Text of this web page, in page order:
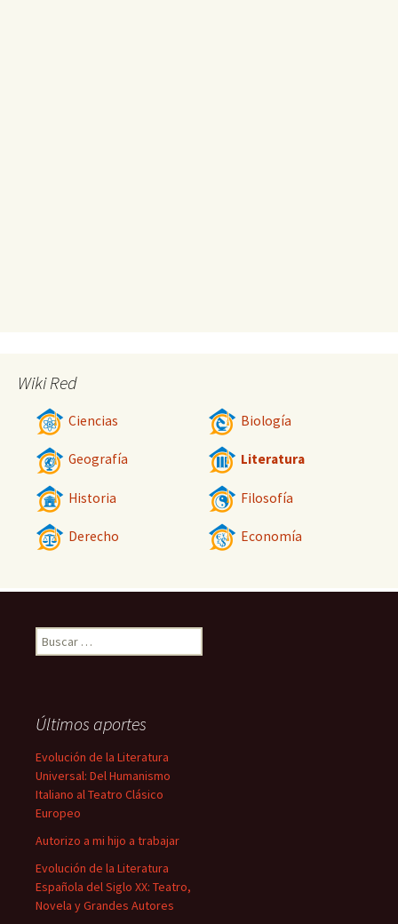
Wiki Red
Ciencias Biología
Geografía Literatura
Historia Filosofía
Derecho Economía
Buscar:
Últimos aportes
Evolución de la Literatura
Universal: Del Humanismo
Italiano al Teatro Clásico
Europeo
Autorizo a mi hijo a trabajar
Evolución de la Literatura
Española del Siglo XX: Teatro,
Novela y Grandes Autores